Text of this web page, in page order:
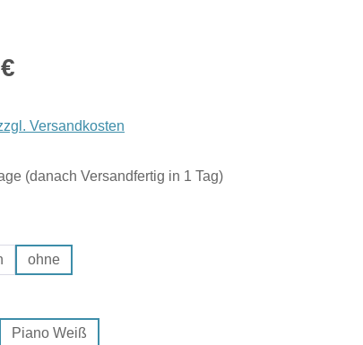
Versandkosten
(danach Versandfertig in 1 Tag)
ohne
Piano Weiß